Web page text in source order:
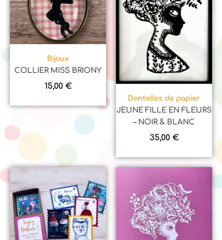
Bijoux
COLLIER MISS BRIONY
15,00 €
Dentelles de papier
JEUNE FILLE EN FLEURS
– NOIR & BLANC
35,00 €